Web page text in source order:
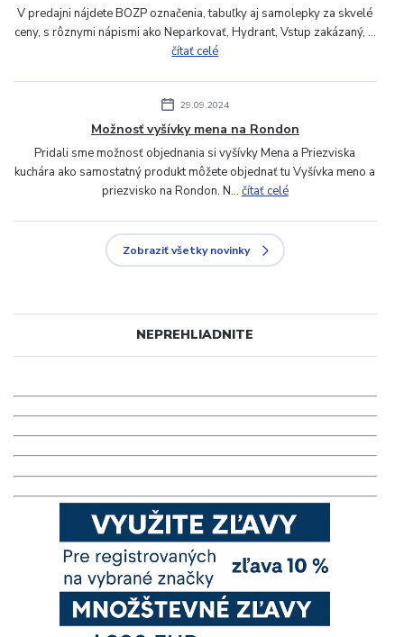
V predajni nájdete BOZP označenia, tabuľky aj samolepky za skvelé
ceny, s rôznymi nápismi ako Neparkovať, Hydrant, Vstup zakázaný, ...
čítať celé
29.09.2024
Možnosť vyšívky mena na Rondon
Pridali sme možnosť objednania si vyšívky Mena a Priezviska
kuchára ako samostatný produkt môžete objednať tu Vyšívka meno a
priezvisko na Rondon. N... čítať celé
Zobraziť všetky novinky
NEPREHLIADNITE